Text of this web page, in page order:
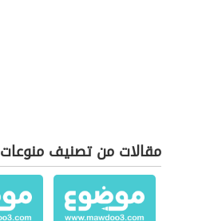
مقالات من تصنيف منوعات